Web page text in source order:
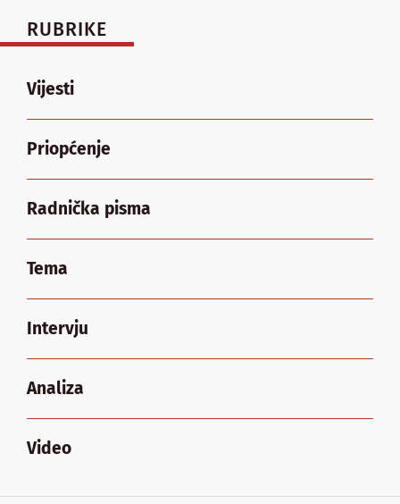
RUBRIKE
Vijesti
Priopćenje
Radnička pisma
Tema
Intervju
Analiza
Video